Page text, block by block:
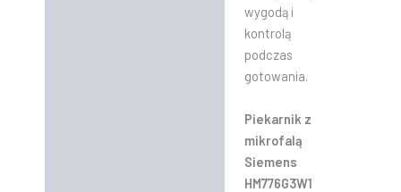
wygodą i
kontrolą
podczas
gotowania.
Piekarnik z
mikrofalą
Siemens
HM776G3W1